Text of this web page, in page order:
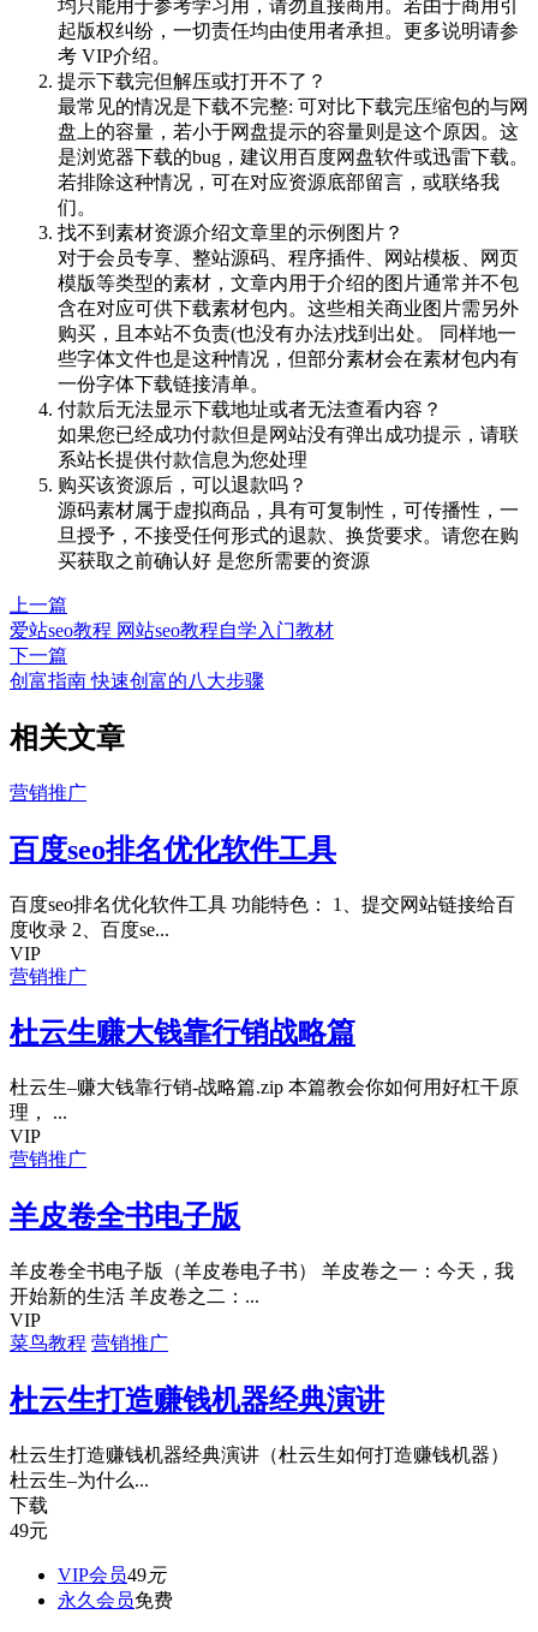
均只能用于参考学习用，请勿直接商用。若由于商用引
起版权纠纷，一切责任均由使用者承担。更多说明请参
考 VIP介绍。
提示下载完但解压或打开不了？
最常见的情况是下载不完整: 可对比下载完压缩包的与网
盘上的容量，若小于网盘提示的容量则是这个原因。这
是浏览器下载的bug，建议用百度网盘软件或迅雷下载。
若排除这种情况，可在对应资源底部留言，或联络我
们。
找不到素材资源介绍文章里的示例图片？
对于会员专享、整站源码、程序插件、网站模板、网页
模版等类型的素材，文章内用于介绍的图片通常并不包
含在对应可供下载素材包内。这些相关商业图片需另外
购买，且本站不负责(也没有办法)找到出处。 同样地一
些字体文件也是这种情况，但部分素材会在素材包内有
一份字体下载链接清单。
付款后无法显示下载地址或者无法查看内容？
如果您已经成功付款但是网站没有弹出成功提示，请联
系站长提供付款信息为您处理
购买该资源后，可以退款吗？
源码素材属于虚拟商品，具有可复制性，可传播性，一
旦授予，不接受任何形式的退款、换货要求。请您在购
买获取之前确认好 是您所需要的资源
上一篇
爱站seo教程 网站seo教程自学入门教材
下一篇
创富指南 快速创富的八大步骤
相关文章
营销推广
百度seo排名优化软件工具
百度seo排名优化软件工具 功能特色： 1、提交网站链接给百
度收录 2、百度se...
VIP
营销推广
杜云生赚大钱靠行销战略篇
杜云生–赚大钱靠行销-战略篇.zip 本篇教会你如何用好杠干原
理， ...
VIP
营销推广
羊皮卷全书电子版
羊皮卷全书电子版（羊皮卷电子书） 羊皮卷之一：今天，我
开始新的生活 羊皮卷之二：...
VIP
菜鸟教程 营销推广
杜云生打造赚钱机器经典演讲
杜云生打造赚钱机器经典演讲（杜云生如何打造赚钱机器）
杜云生–为什么...
下载
49元
VIP会员49元
永久会员免费